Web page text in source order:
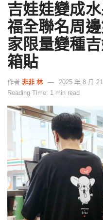
吉娃娃變成
福全聯名周
家限量變種
箱貼
作者 非非 林
2025 年 8 月
Reading Time: 1 min read